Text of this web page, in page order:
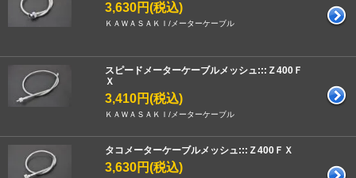
3,630円(税込)
ＫＡＷＡＳＡＫＩ/メーターケーブル
スピードメーターケーブルメッシュ:::Ｚ400Ｆ
Ｘ
3,410円(税込)
ＫＡＷＡＳＡＫＩ/メーターケーブル
タコメーターケーブルメッシュ:::Ｚ400ＦＸ
3,630円(税込)